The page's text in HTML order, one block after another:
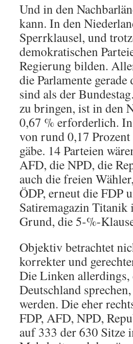
Und in den
kann. In den
Sperrklausel, und
demokratischen
Regierung bilden.
die Parlamente
sind als der
zu bringen, ist in den
0,67 % erforderlich.
von rund 0,17
gäbe. 14 Parteien
AFD, die NPD, die
auch die freien
ÖDP, erneut die FDP
Satiremagazin Titanik
Grund, die 5-%-
Objektiv betrachtet
korrekter und
Die Linken
Deutschland
werden. Die eher
FDP, AFD, NPD,
auf 333 der 630 Sitze